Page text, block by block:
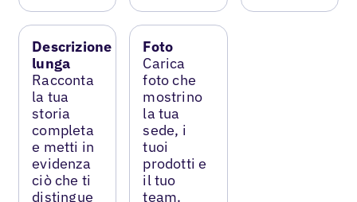
Descrizione
lunga
Racconta
la tua
storia
completa
e metti in
evidenza
ciò che ti
distingue
Foto
Carica
foto che
mostrino
la tua
sede, i
tuoi
prodotti e
il tuo
team.